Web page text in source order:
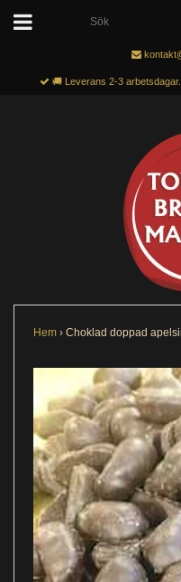
🚚 Leverans 2-3 arbetsdagar.
Hem › Choklad doppad